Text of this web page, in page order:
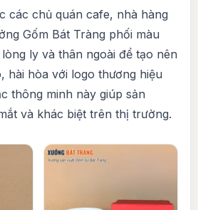
các chủ quán cafe, nhà hàng
Gốm Bát Tràng phối màu
ly và thân ngoài để tạo nên
hài hòa với logo thương hiệu
thông minh này giúp sản
và khác biệt trên thị trường.